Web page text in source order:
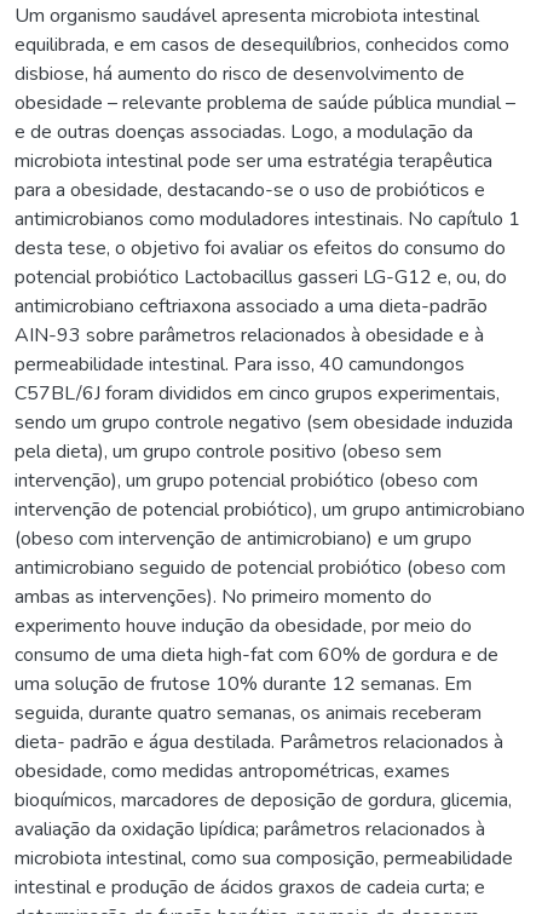
Um organismo saudável apresenta microbiota intestinal
equilibrada, e em casos de desequilíbrios, conhecidos como
disbiose, há aumento do risco de desenvolvimento de
obesidade – relevante problema de saúde pública mundial –
e de outras doenças associadas. Logo, a modulação da
microbiota intestinal pode ser uma estratégia terapêutica
para a obesidade, destacando-se o uso de probióticos e
antimicrobianos como moduladores intestinais. No capítulo 1
desta tese, o objetivo foi avaliar os efeitos do consumo do
potencial probiótico Lactobacillus gasseri LG-G12 e, ou, do
antimicrobiano ceftriaxona associado a uma dieta-padrão
AIN-93 sobre parâmetros relacionados à obesidade e à
permeabilidade intestinal. Para isso, 40 camundongos
C57BL/6J foram divididos em cinco grupos experimentais,
sendo um grupo controle negativo (sem obesidade induzida
pela dieta), um grupo controle positivo (obeso sem
intervenção), um grupo potencial probiótico (obeso com
intervenção de potencial probiótico), um grupo antimicrobiano
(obeso com intervenção de antimicrobiano) e um grupo
antimicrobiano seguido de potencial probiótico (obeso com
ambas as intervenções). No primeiro momento do
experimento houve indução da obesidade, por meio do
consumo de uma dieta high-fat com 60% de gordura e de
uma solução de frutose 10% durante 12 semanas. Em
seguida, durante quatro semanas, os animais receberam
dieta- padrão e água destilada. Parâmetros relacionados à
obesidade, como medidas antropométricas, exames
bioquímicos, marcadores de deposição de gordura, glicemia,
avaliação da oxidação lipídica; parâmetros relacionados à
microbiota intestinal, como sua composição, permeabilidade
intestinal e produção de ácidos graxos de cadeia curta; e